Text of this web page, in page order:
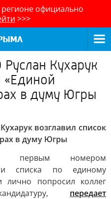
официально
>>>
Кухарук
«Единой
в думу Югры
возглавил список
в думу Югры
первым номером
списка по единому
лично попросил коллег
передает